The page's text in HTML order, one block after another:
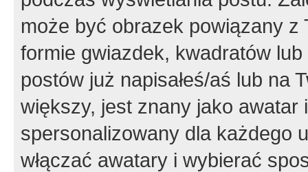
może być obrazek powiązany z
formie gwiazdek, kwadratów
postów już napisałeś/aś lub na
większy, jest znany jako
spersonalizowany dla każdego
włączać awatary i wybierać